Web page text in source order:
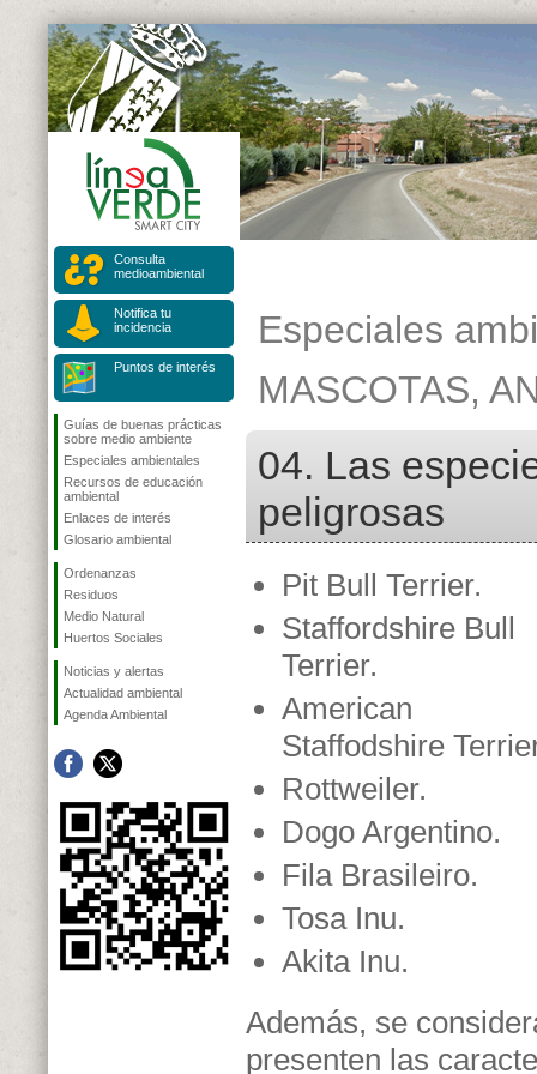
Consulta
medioambiental
Notifica tu
incidencia
Puntos de interés
Guías de buenas prácticas
sobre medio ambiente
Especiales ambientales
Recursos de educación
ambiental
Enlaces de interés
Glosario ambiental
Ordenanzas
Residuos
Medio Natural
Huertos Sociales
Noticias y alertas
Actualidad ambiental
Agenda Ambiental
Especiales
MASCOTAS,
04. Las
peligrosas
Pit Bull Terrier.
Staffordshire Bull
Terrier.
American
Staffodshire
Rottweiler.
Dogo Argentino.
Fila Brasileiro.
Tosa Inu.
Akita Inu.
Además, se
presenten las